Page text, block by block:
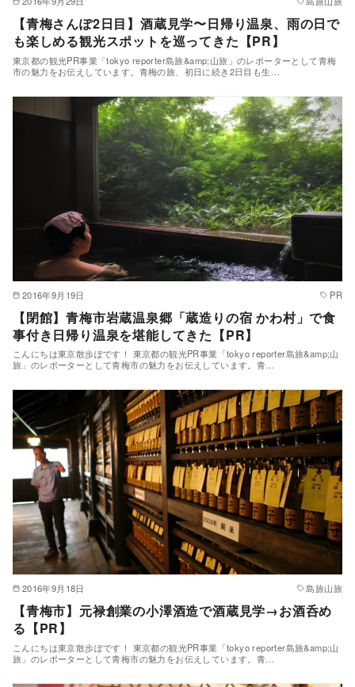
【青梅さんぽ2日目】酒蔵見学〜日帰り温泉、雨の日で
も楽しめる観光スポットを巡ってきた【PR】
東京都の観光PR事業「tokyo reporter島旅&amp;山旅」のレポーターとして青梅
市の魅力をお伝えしています。青梅の旅、初日に続き2日目も生…
2016年9月19日 PR
【閉館】青梅市岩蔵温泉郷「蔵造りの宿 かわ村」で食
事付き日帰り温泉を堪能してきた【PR】
こんにちは東京散歩ぽです！ 東京都の観光PR事業「tokyo reporter島旅&amp;山
旅」のレポーターとして青梅市の魅力をお伝えしています。青…
2016年9月18日 島旅山旅
【青梅市】元禄創業の小澤酒造で酒蔵見学→お酒呑め
る【PR】
こんにちは東京散歩ぽです！ 東京都の観光PR事業「tokyo reporter島旅&amp;山
旅」のレポーターとして青梅市の魅力をお伝えしています。青…